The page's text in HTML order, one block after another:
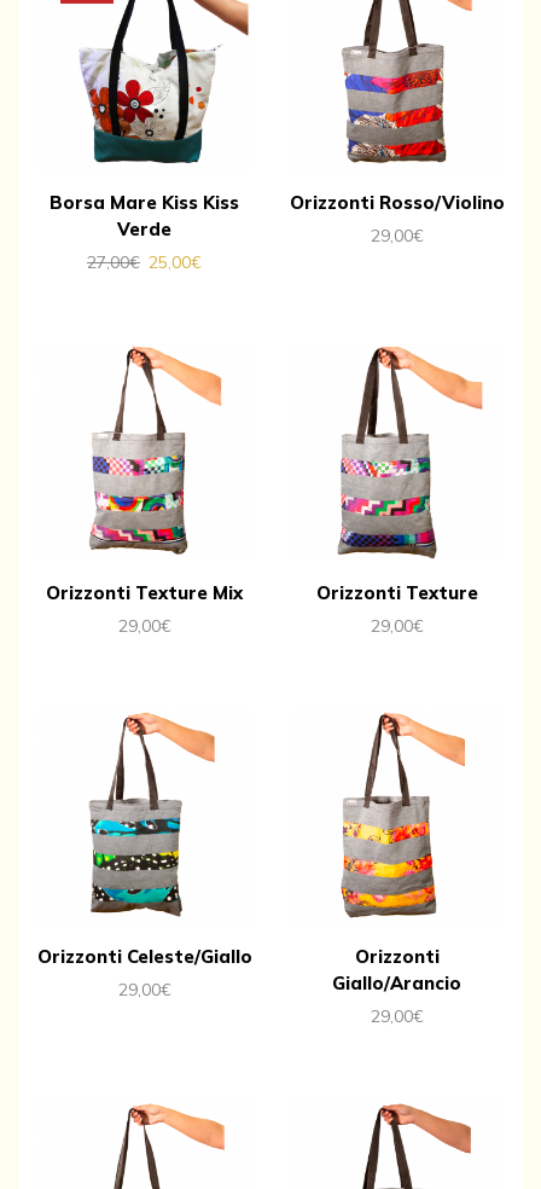
Borsa Mare Kiss Kiss
Verde
27,00€ 25,00€
Orizzonti Rosso/Violino
29,00€
Orizzonti Texture Mix
29,00€
Orizzonti Texture
29,00€
Orizzonti Celeste/Giallo
29,00€
Orizzonti
Giallo/Arancio
29,00€